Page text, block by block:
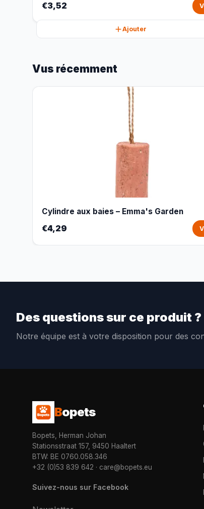
€3,52
Ajouter
Vus récemment
Cylindre aux baies – Emma's Garden
€4,29
Des questions sur ce produit ?
Notre équipe est à votre disposition pour des
Bopets
Bopets, Herman Johan
Stationsstraat 157, 9450 Haaltert
BTW: BE 0760.058.346
+32 (0)53 839 642 · care@bopets.eu
Suivez-nous sur Facebook